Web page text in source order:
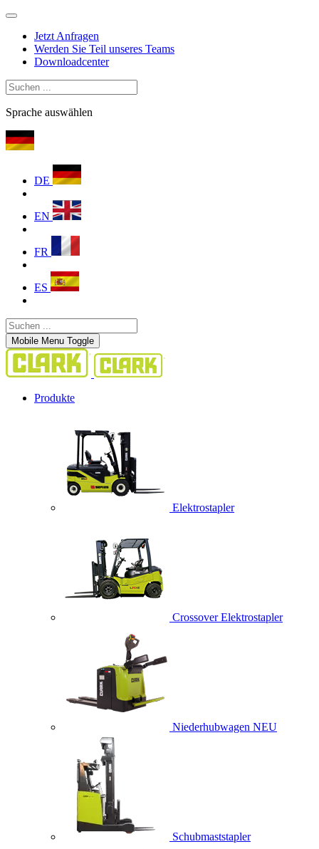
Jetzt Anfragen
Werden Sie Teil unseres Teams
Downloadcenter
Sprache auswählen
DE
EN
FR
ES
Mobile Menu Toggle
Produkte
Elektrostapler
Crossover Elektrostapler
Niederhubwagen NEU
Schubmaststapler